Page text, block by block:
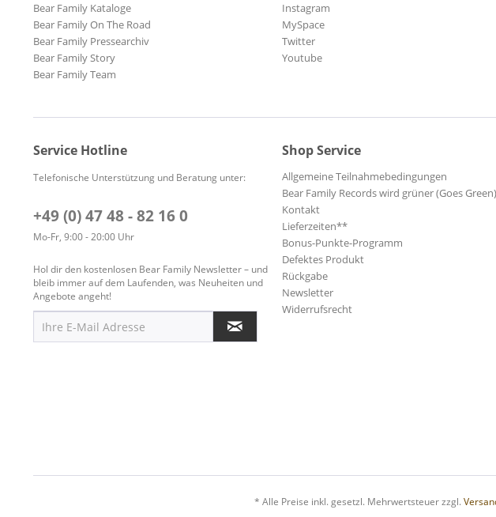
Bear Family Kataloge
Bear Family On The Road
Bear Family Pressearchiv
Bear Family Story
Bear Family Team
Instagram
MySpace
Twitter
Youtube
Service Hotline
Telefonische Unterstützung und Beratung unter:
+49 (0) 47 48 - 82 16 0
Mo-Fr, 9:00 - 20:00 Uhr
Hol dir den kostenlosen Bear Family Newsletter – und
bleib immer auf dem Laufenden, was Neuheiten und
Angebote angeht!
Shop Service
Allgemeine Teilnahmebedingungen
Bear Family Records wird grüner (Goes Green)
Kontakt
Lieferzeiten**
Bonus-Punkte-Programm
Defektes Produkt
Rückgabe
Newsletter
Widerrufsrecht
* Alle Preise inkl. gesetzl. Mehrwertsteuer zzgl.